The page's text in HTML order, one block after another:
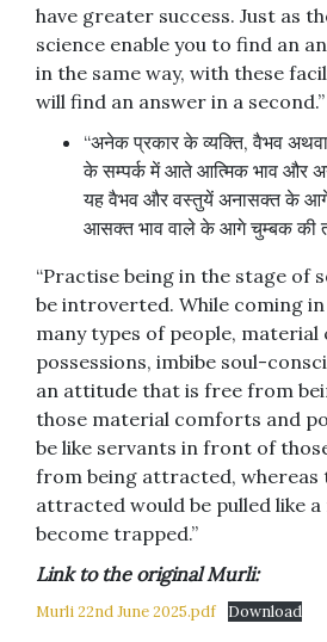
have greater success. Just as
science enable you to find an
in the same way, with these
will find an answer in a second.”
“अनेक प्रकार के व्यक्ति, वैभव
के सम्पर्क में आते आत्मिक भाव और
यह वैभव और वस्तुयें अनासक्त के आगे
आसक्त भाव वाले के आगे चुम्बक की
“Practise being in the stage of
be introverted. While coming
many types of people,
possessions, imbibe soul-
an attitude that is free from
those material comforts and
be like servants in front of
from being attracted, whereas
attracted would be pulled like
become trapped.”
Link to the original Murli:
Murli 22nd June 2025.pdf Download